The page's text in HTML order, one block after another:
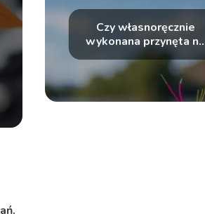
Czy własnoręcznie
wykonana przynęta na
ryby jest efektywna?